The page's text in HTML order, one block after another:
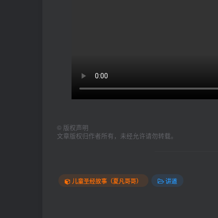
© 版权声明
文章版权归作者所有，未经允许请勿转载。
儿童圣经故事（夏凡哥哥） 讲道